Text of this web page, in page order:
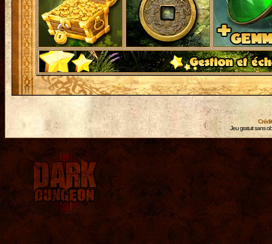
Jeu gratuit sans